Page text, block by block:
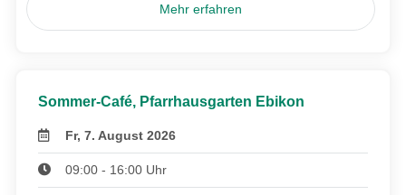
Mehr erfahren
Sommer-Café, Pfarrhausgarten Ebikon
Fr, 7. August 2026
09:00 - 16:00 Uhr